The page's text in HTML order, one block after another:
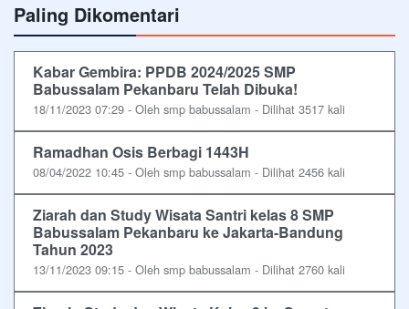
Paling Dikomentari
Kabar Gembira: PPDB 2024/2025 SMP
Babussalam Pekanbaru Telah Dibuka!
18/11/2023 07:29 - Oleh smp babussalam - Dilihat 3517 kali
Ramadhan Osis Berbagi 1443H
08/04/2022 10:45 - Oleh smp babussalam - Dilihat 2456 kali
Ziarah dan Study Wisata Santri kelas 8 SMP
Babussalam Pekanbaru ke Jakarta-Bandung
Tahun 2023
13/11/2023 09:15 - Oleh smp babussalam - Dilihat 2760 kali